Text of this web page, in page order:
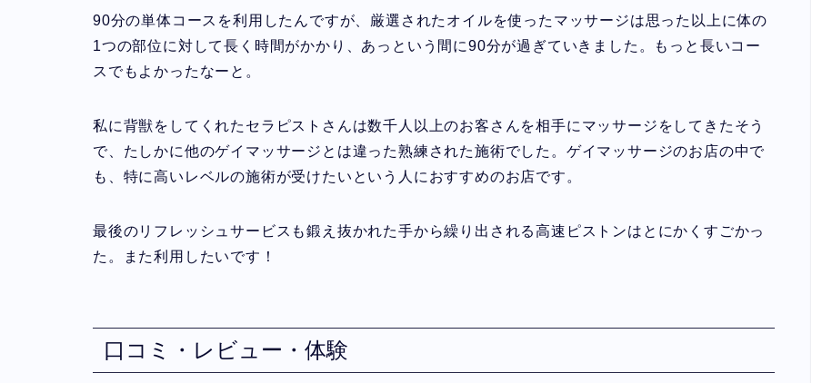
90分の単体コースを利用したんですが、厳選されたオイルを使ったマッサージは思った以上に体の
1つの部位に対して長く時間がかかり、あっという間に90分が過ぎていきました。もっと長いコー
スでもよかったなーと。
私に背獣をしてくれたセラピストさんは数千人以上のお客さんを相手にマッサージをしてきたそう
で、たしかに他のゲイマッサージとは違った熟練された施術でした。ゲイマッサージのお店の中で
も、特に高いレベルの施術が受けたいという人におすすめのお店です。
最後のリフレッシュサービスも鍛え抜かれた手から繰り出される高速ピストンはとにかくすごかっ
た。また利用したいです！
口コミ・レビュー・体験